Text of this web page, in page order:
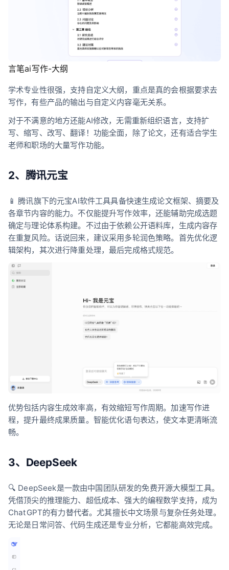
言笔ai写作-大纲
学术专业性很强，支持自定义大纲，重点是真的会根据要求去
写作，有些产品的输出与自定义内容毫无关系。
对于不满意的地方还能AI修改，无需重新组织语言，支持扩
写、缩写、改写、翻译！功能全面，除了论文，还有适合学生
老师和职场的大量写作功能。
2、腾讯元宝
📱 腾讯旗下的元宝AI软件工具具备快速生成论文框架、摘要及
各章节内容的能力。不仅能提升写作效率，还能辅助完成选题
确定与理论体系构建。不过由于依赖公开语料库，生成内容存
在重复风险。话说回来，建议采用多轮润色策略。首先优化逻
辑架构，其次进行降重处理，最后完成格式规范。
优势包括内容生成效率高，有效缩短写作周期。加速写作进
程，提升最终成果质量。智能优化语句表达，使文本更清晰流
畅。
3、DeepSeek
🔍 DeepSeek是一款由中国团队研发的免费开源大模型工具。
凭借顶尖的推理能力、超低成本、强大的编程数学支持，成为
ChatGPT的有力替代者。尤其擅长中文场景与复杂任务处理。
无论是日常问答、代码生成还是专业分析，它都能高效完成。